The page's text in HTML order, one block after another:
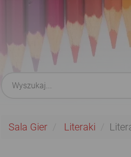
Sala Gier Literaki